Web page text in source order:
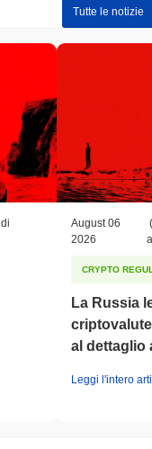
Tutte le notizie
August 06
2026
CRYPTO
La Russia
al dettaglio
Leggi l'intero